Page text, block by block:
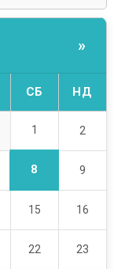
»
СБ НД
1 2
8 9
15 16
22 23